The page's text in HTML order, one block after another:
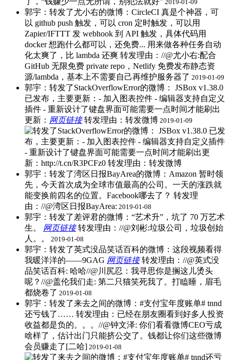
2019-01-09
郭宇：转发了尤小右的微博：CircleCI 真是个神器，可
以 github push 触发，可以 cron 定时触发，可以用
Zapier/IFTTT 发 webhook 到 API 触发，具体代码用
docker 想跑什么都可以，还免费... 用来做各种任务自动
化太爽了，比 lambda 还爽 ​转发理由：//@尤小右:配合
GitHub 无限免费 private repo，Netlify 免费发布静态资
源/lambda，基本上不需要自己再维护服务器了 2019-01-09
郭宇：转发了StackOverflowError的微博： JSBox v1.38.0
已发布，主要更新：- 加入图表控件 - 编辑器支持自定义
插件 - 重新设计了键盘界面可能需要一点时间才能刷出
更新： 网页链接​转发理由：转发微博 2019-01-09
郭宇：转发了湾区日报BayArea的微博：Amazon 暂时领
先，今天首次成为全球市值最高的公司。一天的涨跌就
能变换前四名的位置。Facebook哪去了？ ​转发理
由：//@湾区日报BayArea: 2019-01-08
郭宇：转发了差评君的微博：“艺术升”，坑了 70 万艺术
生。 网页链接​转发理由：//@刘彬:垃圾公司，垃圾创始
人。。
2019-01-08
郭宇：转发了英式没品笑话百科的微博：这段视频看得
我暖洋洋的——9GAG 网页链接​转发理由：//@英式没
品笑话百科: 哈哈//@川尻忍：我寻思你是搁这儿烫头
呢？//@盖伦我们走: 第二只猫笑死我了。打瞌睡，眉毛
都烧卷了 2019-01-08
郭宇：转发了来去之间的微博：#支付宝年度账单# tnnd
还亏钱了…… ​转发理由：已经在朋友圈看到好多人投资
收益都是负的。。。//@钟文泽: 你们看看微博CEO亏成
啥样了，估计出门只能挤公交了。钱都让你们这些微博
会员赚走了[二哈] 2019-01-08